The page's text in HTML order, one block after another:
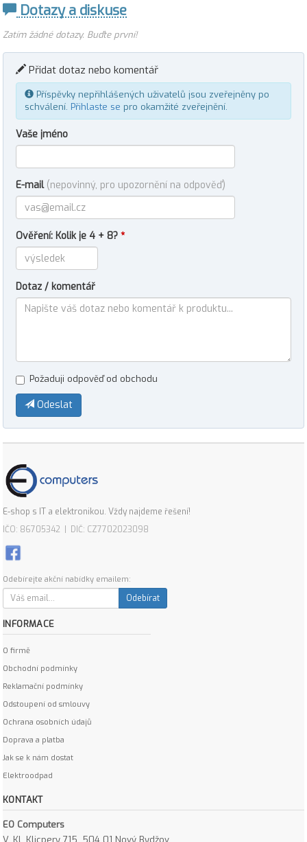
Dotazy a diskuse
Zatím žádné dotazy. Buďte první!
Přidat dotaz nebo komentář
Příspěvky nepřihlášených uživatelů jsou zveřejněny po
schválení. Přihlaste se pro okamžité zveřejnění.
Vaše jméno
E-mail (nepovinný, pro upozornění na odpověď)
Ověření: Kolik je 4 + 8? *
Dotaz / komentář
Požaduji odpověď od obchodu
Odeslat
E-shop s IT a elektronikou. Vždy najdeme řešení!
IČO: 86705342 | DIČ: CZ7702023098
Odebírejte akční nabídky emailem:
Odebírat
INFORMACE
O firmě
Obchodní podmínky
Reklamační podmínky
Odstoupení od smlouvy
Ochrana osobních údajů
Doprava a platba
Jak se k nám dostat
Elektroodpad
KONTAKT
EO Computers
V. Kl. Klicpery 715, 504 01 Nový Bydžov